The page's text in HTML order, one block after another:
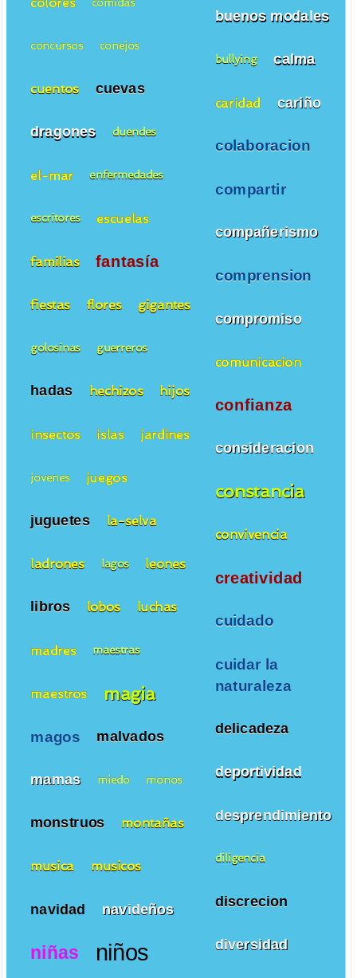
buenos modales
bullying calma
caridad cariño
colaboracion
compartir
compañerismo
comprension
compromiso
comunicacion
confianza
consideracion
constancia
convivencia
creatividad
cuidado
cuidar la
naturaleza
delicadeza
deportividad
desprendimiento
diligencia
discrecion
diversidad
concursos conejos
cuentos cuevas
dragones duendes
el-mar enfermedades
escritores escuelas
familias fantasía
fiestas flores gigantes
golosinas guerreros
hadas hechizos hijos
insectos islas jardines
jovenes juegos
juguetes la-selva
ladrones lagos leones
libros lobos luchas
madres maestras
maestros magia
magos malvados
mamas miedo monos
monstruos montañas
musica musicos
navidad navideños
niñas niños